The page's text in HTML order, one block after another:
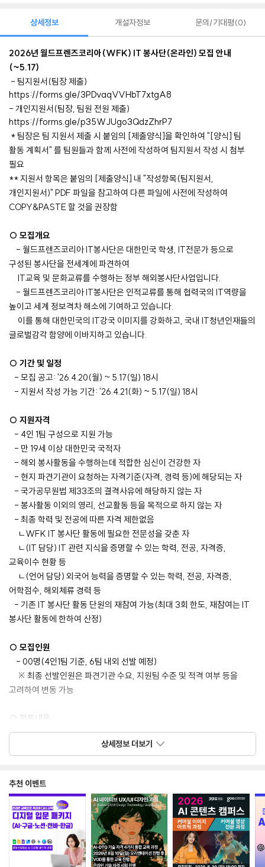
상세정보
2026년 월드프렌즈코리아(WFK) IT 봉사단(온라인) 모집 안내
(~5.17)
- 팀지원서(팀장 제출)
https://forms.gle/3PDvaqVVHbT7xtgA8
- 개인지원서(팀장, 팀원 전원 제출)
https://forms.gle/p35WJUgo3QdzZhrP7
* 팀장은 팀 지원서 제출 시 붙임의 [제출양식]을 확인하여 "[양식] 팀
활동 계획서" 를 팀원들과 함께 사전에 작성하여 팀지원서 작성 시 첨부
필요
** 지원서 항목은 붙임의 [제출양식] 내 "작성항목(팀지원서,
개인지원서)" PDF 파일을 참고하여 다른 파일에 사전에 작성하여
COPY&PASTE 할 것을 권장함
○ 모집개요
- 월드프렌즈코리아 IT봉사단은 대한민국 학생, IT전문가 등으로
구성된 봉사단을 전세계에 파견하여
IT교육 및 문화교류를 수행하는 정부 해외봉사단사업입니다.
- 월드프렌즈코리아 IT봉사단은 인적교류를 통해 협력국의 IT역량을
높이고 세계 정보격차 해소에 기여하고 있습니다.
이를 통해 대한민국의 IT강국 이미지를 강화하고, 국내 IT청년인재들의
글로벌감각 함양에 이바지하고 있습니다.
○ 기간 및 일정
- 모집 공고: '26.4.20(월) ~ 5.17(일) 18시
- 지원서 작성 가능 기간: '26.4.21(화) ~ 5.17(일) 18시
○ 지원자격
- 4인 1팀 구성으로 지원 가능
- 만 19세 이상 대한민국 국적자
- 해외 봉사활동을 수행하는데 적합한 심신이 건강한 자
- 현지 파견기관이 요청하는 자격기준(자격, 경력 등)에 해당되는 자
- 국가공무원법 제33조의 결격사유에 해당하지 않는 자
- 봉사활동 이외의 영리, 선교활동 등을 목적으로 하지 않는 자
- 최종 학력 및 전공에 따른 자격 제한없음
ㄴWFK IT 봉사단 활동에 필요한 전문성을 갖춘 자
ㄴ(IT 담당) IT 관련 지식을 증명할 수 있는 학력, 전공, 자격증,
교육이수 현황 등
ㄴ(언어 담당) 외국어 능력을 증명할 수 있는 학력, 전공, 자격증,
어학점수, 해외체류 경력 등
- 기존 IT 봉사단 활동 단원의 재참여 가능(최대 3회 한도, 재참여는 IT
봉사단 활동에 한하여 산정)
○ 모집인원
- 00명(4인1팀 기준, 6팀 내외 선발 예정)
※ 최종 선발인원은 파견기관 수요, 지원팀 수준 및 적격 여부 등을
고려하여 변동 가능
○ 활동내용
- 팀(4인 1팀) 단위로 하계방학기간(7.13~8.14) 중 제주 NIA
글로벌센터(서귀포시)에서 온라인 봉사 3~4주 진행(제주 왕복 항공권,
ㄴ① (IT 교육) 인공지능*(기초 이론 및 AI 관련 Tool 활용법 등),
프로그래밍 (Python, JAVA 등),
그래픽디자인(포토샵, 영상편집 등), OA(MS 오피스) 등의 주제
중 현지 요청 내용을 반영
ㄴ② (문화교류) 한국의 미디어문화(콘텐츠, K-pop), 전통문화(한글,
전통놀이, 음식) 등을 전파할 수 있는 문화교류 활동 추진, 현지 문화
상세정보 더보기
개설자정보 문의/기대평 0
추천 이벤트